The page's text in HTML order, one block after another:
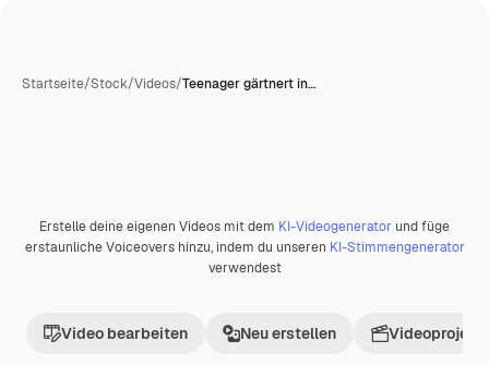
Startseite/Stock/Videos/Teenager gärtnert in…
Premium
Erstelle deine eigenen Videos mit dem KI-Videogenerator und füge
erstaunliche Voiceovers hinzu, indem du unseren KI-Stimmengenerator
verwendest
Video bearbeiten Neu erstellen Videoprojekt